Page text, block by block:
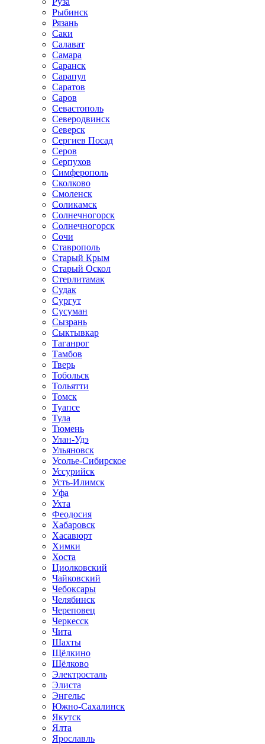
Рыбинск
Рязань
Саки
Салават
Самара
Саранск
Сарапул
Саратов
Саров
Севастополь
Северодвинск
Северск
Сергиев Посад
Серов
Серпухов
Симферополь
Сколково
Смоленск
Соликамск
Солнечногорск
Солнечногорск
Сочи
Ставрополь
Старый Крым
Старый Оскол
Стерлитамак
Судак
Сургут
Сусуман
Сызрань
Сыктывкар
Таганрог
Тамбов
Тверь
Тобольск
Тольятти
Томск
Туапсе
Тула
Тюмень
Улан-Удэ
Ульяновск
Усолье-Сибирское
Уссурийск
Усть-Илимск
Уфа
Ухта
Феодосия
Хабаровск
Хасавюрт
Химки
Хоста
Циолковский
Чайковский
Чебоксары
Челябинск
Череповец
Черкесск
Чита
Шахты
Щёлкино
Щёлково
Электросталь
Элиста
Энгельс
Южно-Сахалинск
Якутск
Ялта
Ярославль